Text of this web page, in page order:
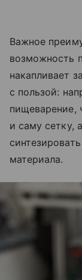
Важное
возможность
накапливает
с пользой:
пищеварение,
и саму сетку,
материала.